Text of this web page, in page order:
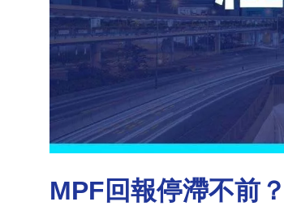
MPF回報停滯不前